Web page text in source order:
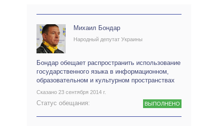
Михаил Бондар
Народный депутат Украины
Бондар обещает распространить использование
государственного языка в информационном,
образовательном и культурном пространствах
Сказано 23 сентября 2014 г.
Статус обещания: ВЫПОЛНЕНО